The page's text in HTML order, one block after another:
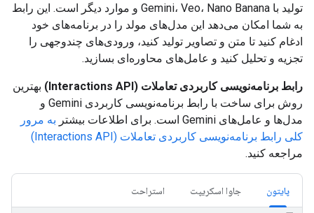
تولید با Gemini، Veo، Nano Banana و موارد دیگر است. این رابط
به شما امکان می‌دهد این مدل‌های مولد را در برنامه‌های خود
ادغام کنید تا متن و تصاویر تولید کنید، ورودی‌های چندوجهی را
تجزیه و تحلیل کنید و عامل‌های محاوره‌ای بسازید.
رابط برنامه‌نویسی کاربردی تعاملات (Interactions API)
بهترین
روش برای ساخت با رابط برنامه‌نویسی کاربردی Gemini و
مدل‌ها و عامل‌های Gemini است. برای اطلاعات بیشتر
به مرور
کلی رابط برنامه‌نویسی کاربردی تعاملات (Interactions API)
مراجعه کنید.
پایتون جاوا اسکریپت استراحت